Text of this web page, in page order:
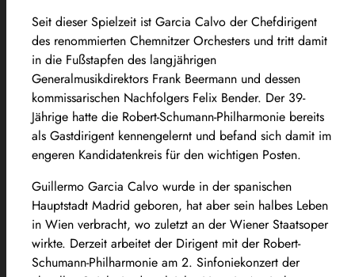
Seit dieser Spielzeit ist Garcia Calvo der Chefdirigent
des renommierten Chemnitzer Orchesters und tritt damit
in die Fußstapfen des langjährigen
Generalmusikdirektors Frank Beermann und dessen
kommissarischen Nachfolgers Felix Bender. Der 39-
Jährige hatte die Robert-Schumann-Philharmonie bereits
als Gastdirigent kennengelernt und befand sich damit im
engeren Kandidatenkreis für den wichtigen Posten.
Guillermo Garcia Calvo wurde in der spanischen
Hauptstadt Madrid geboren, hat aber sein halbes Leben
in Wien verbracht, wo zuletzt an der Wiener Staatsoper
wirkte. Derzeit arbeitet der Dirigent mit der Robert-
Schumann-Philharmonie am 2. Sinfoniekonzert der